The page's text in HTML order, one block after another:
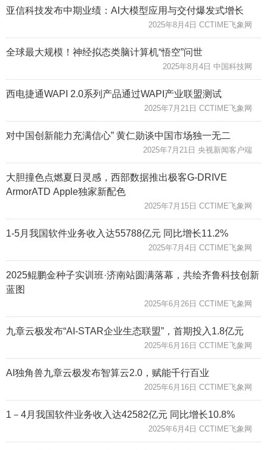
亚信科技发布中期业绩：AI大模型应用与交付爆发式增长
2025年8月4日 CCTIME飞象网
全球最大规模！神经拟态类脑计算机“悟空”问世
2025年8月4日 中国科技网
西电捷通WAPI 2.0系列产品通过WAPI产业联盟测试
2025年7月21日 CCTIME飞象网
对中国创新能力充满信心” 黄仁勋谈中国市场独一无二
2025年7月21日 央视新闻客户端
大胆撞色点燃夏日灵感，西部数据推出极客G-DRIVE
ArmorATD Apple独家新配色
2025年7月15日 CCTIME飞象网
1-5月我国软件业务收入达55788亿元 同比增长11.2%
2025年7月4日 CCTIME飞象网
2025鲲鹏金种子实训班·济南站圆满落幕，共绘齐鲁科技创新
蓝图
2025年6月26日 CCTIME飞象网
九章云极发布“AI-STAR企业生态联盟”，首期投入1.8亿元
2025年6月16日 CCTIME飞象网
AI独角兽九章云极发布智算云2.0，赋能千行百业
2025年6月16日 CCTIME飞象网
1－4月我国软件业务收入达42582亿元 同比增长10.8%
2025年6月4日 CCTIME飞象网